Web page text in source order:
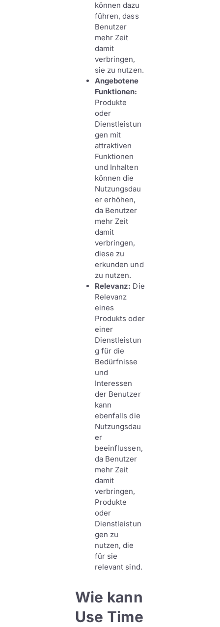
können dazu
führen, dass
Benutzer
mehr Zeit
damit
verbringen,
sie zu nutzen.
Angebotene
Funktionen:
Produkte
oder
Dienstleistun
gen mit
attraktiven
Funktionen
und Inhalten
können die
Nutzungsdau
er erhöhen,
da Benutzer
mehr Zeit
damit
verbringen,
diese zu
erkunden und
zu nutzen.
Relevanz: Die
Relevanz
eines
Produkts oder
einer
Dienstleistun
g für die
Bedürfnisse
und
Interessen
der Benutzer
kann
ebenfalls die
Nutzungsdau
er
beeinflussen,
da Benutzer
mehr Zeit
damit
verbringen,
Produkte
oder
Dienstleistun
gen zu
nutzen, die
für sie
relevant sind.
Wie kann
Use Time